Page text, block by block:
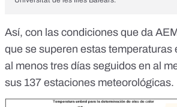
Así, con las condiciones que da
que se superen estas temperaturas
al menos tres días seguidos en al
sus 137 estaciones meteorológicas.